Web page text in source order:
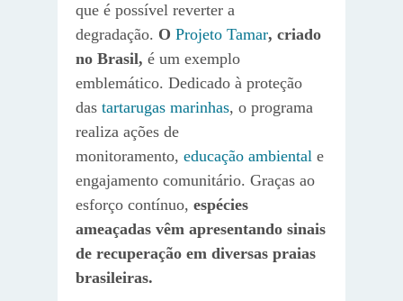
que é possível reverter a
degradação. O Projeto Tamar, criado
no Brasil, é um exemplo
emblemático. Dedicado à proteção
das tartarugas marinhas, o programa
realiza ações de
monitoramento, educação ambiental e
engajamento comunitário. Graças ao
esforço contínuo, espécies
ameaçadas vêm apresentando sinais
de recuperação em diversas praias
brasileiras.